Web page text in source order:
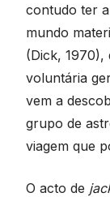
contudo ter
mundo
(Dick, 1970),
voluntária
vem a
grupo de
viagem que
O acto de